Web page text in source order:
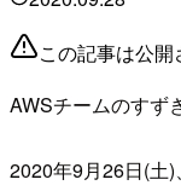
この記事は公
AWSチームのすず
2020年9月26日(土